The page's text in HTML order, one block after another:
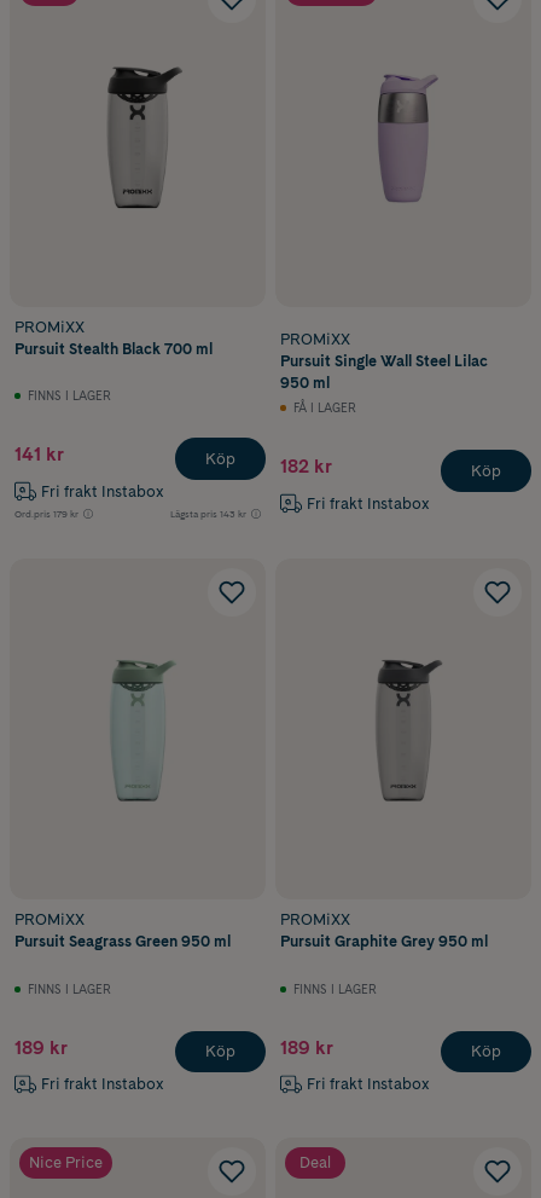
PROMiXX
Pursuit Stealth Black 700 ml
FINNS I LAGER
141 kr
Fri frakt Instabox
Ord.pris 179 kr Lägsta pris 143 kr
Köp
PROMiXX
Pursuit Single Wall Steel Lilac
950 ml
FÅ I LAGER
182 kr
Fri frakt Instabox
Köp
PROMiXX
Pursuit Seagrass Green 950 ml
FINNS I LAGER
189 kr
Fri frakt Instabox
Köp
PROMiXX
Pursuit Graphite Grey 950 ml
FINNS I LAGER
189 kr
Fri frakt Instabox
Köp
Nice Price Deal